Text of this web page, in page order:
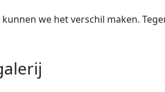
kunnen we het verschil maken.